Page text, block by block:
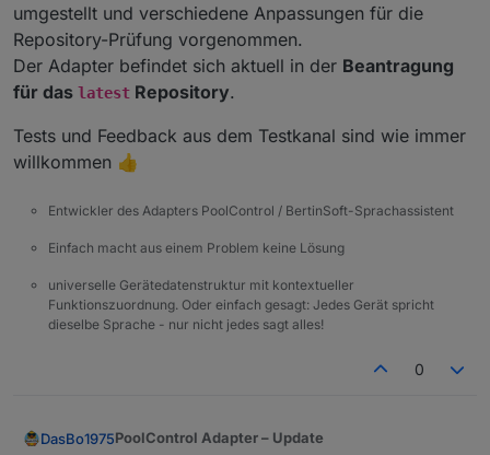
umgestellt und verschiedene Anpassungen für die
Repository-Prüfung vorgenommen.
Der Adapter befindet sich aktuell in der Beantragung
für das latest Repository.
Tests und Feedback aus dem Testkanal sind wie immer
willkommen 👍
Entwickler des Adapters PoolControl / BertinSoft-Sprachassistent
Einfach macht aus einem Problem keine Lösung
universelle Gerätedatenstruktur mit kontextueller
Funktionszuordnung. Oder einfach gesagt: Jedes Gerät spricht
dieselbe Sprache - nur nicht jedes sagt alles!
0
DasBo1975PoolControl Adapter – Update